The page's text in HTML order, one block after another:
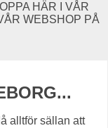
HÄR I VÅR
WEBSHOP PÅ
alltför sällan att